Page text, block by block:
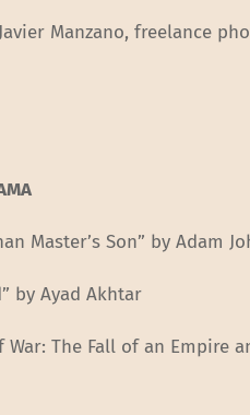
Manzano, freelance
Master’s Son” by Adam
by Ayad Akhtar
War: The Fall of an Empire